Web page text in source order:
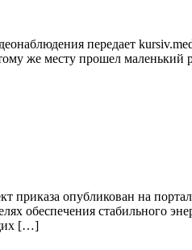
передает
же месту прошел маленький
приказа опубликован на
обеспечения стабильного
[…]